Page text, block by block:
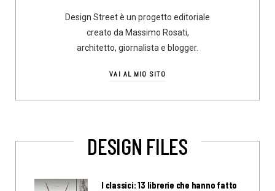
Design Street è un progetto editoriale
creato da Massimo Rosati,
architetto, giornalista e blogger.
VAI AL MIO SITO
DESIGN FILES
I classici: 13 librerie che hanno fatto